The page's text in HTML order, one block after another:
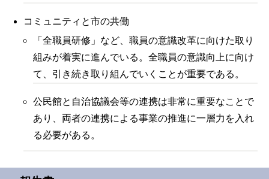
コミュニティと市の共働
「全職員研修」など、職員の意識改革に向けた取り
組みが着実に進んでいる。全職員の意識向上に向け
て、引き続き取り組んでいくことが重要である。
公民館と自治協議会等の連携は非常に重要なことで
あり、両者の連携による事業の推進に一層力を入れ
る必要がある。